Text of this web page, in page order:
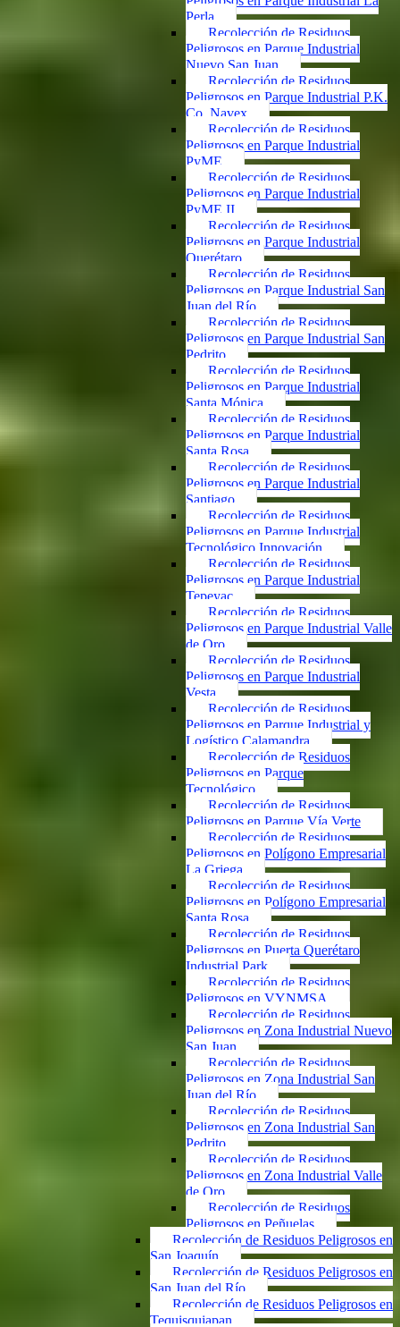
Perla
Recolección de Residuos
Peligrosos en Parque Industrial
Nuevo San Juan
Recolección de Residuos
Peligrosos en Parque Industrial P.K.
Co. Navex
Recolección de Residuos
Peligrosos en Parque Industrial
PyME
Recolección de Residuos
Peligrosos en Parque Industrial
PyME II
Recolección de Residuos
Peligrosos en Parque Industrial
Querétaro
Recolección de Residuos
Peligrosos en Parque Industrial San
Juan del Río
Recolección de Residuos
Peligrosos en Parque Industrial San
Pedrito
Recolección de Residuos
Peligrosos en Parque Industrial
Santa Mónica
Recolección de Residuos
Peligrosos en Parque Industrial
Santa Rosa
Recolección de Residuos
Peligrosos en Parque Industrial
Santiago
Recolección de Residuos
Peligrosos en Parque Industrial
Tecnológico Innovación
Recolección de Residuos
Peligrosos en Parque Industrial
Tepeyac
Recolección de Residuos
Peligrosos en Parque Industrial Valle
de Oro
Recolección de Residuos
Peligrosos en Parque Industrial
Vesta
Recolección de Residuos
Peligrosos en Parque Industrial y
Logístico Calamandra
Recolección de Residuos
Peligrosos en Parque
Tecnológico
Recolección de Residuos
Peligrosos en Parque Vía Verte
Recolección de Residuos
Peligrosos en Polígono Empresarial
La Griega
Recolección de Residuos
Peligrosos en Polígono Empresarial
Santa Rosa
Recolección de Residuos
Peligrosos en Puerta Querétaro
Industrial Park
Recolección de Residuos
Peligrosos en VYNMSA
Recolección de Residuos
Peligrosos en Zona Industrial Nuevo
San Juan
Recolección de Residuos
Peligrosos en Zona Industrial San
Juan del Río
Recolección de Residuos
Peligrosos en Zona Industrial San
Pedrito
Recolección de Residuos
Peligrosos en Zona Industrial Valle
de Oro
Recolección de Residuos
Peligrosos en Peñuelas
Recolección de Residuos Peligrosos en
San Joaquín
Recolección de Residuos Peligrosos en
San Juan del Río
Recolección de Residuos Peligrosos en
Tequisquiapan